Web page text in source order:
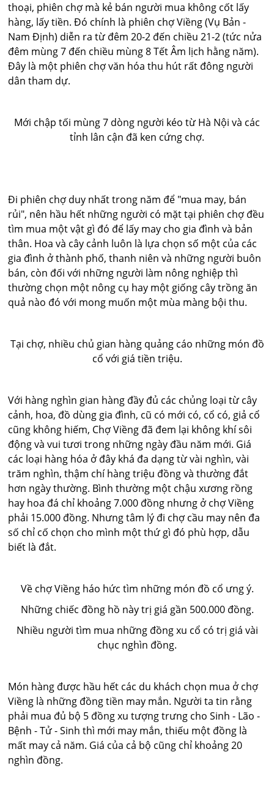
thoại, phiên chợ mà kẻ bán người mua không cốt lấy
hàng, lấy tiền. Đó chính là phiên chợ Viềng(Vụ Bản -
Nam Định) diễn ra từ đêm 20-2 đến chiều 21-2 (tức nửa
đêm mùng 7 đến chiều mùng 8 Tết Âm lịch hằng năm).
Đây là một phiên chợ văn hóa thu hút rất đông người
dân tham dự.
Mới chập tối mùng 7 dòng người kéo từ Hà Nội và các
tỉnh lân cận đã ken cứng chợ.
Đi phiên chợ duy nhất trong năm để "mua may, bán
rủi", nên hầu hết những người có mặt tại phiên chợ đều
tìm mua một vật gì đó để lấy may cho gia đình và bản
thân. Hoa và cây cảnh luôn là lựa chọn số một của các
gia đình ở thành phố, thanh niên và những người buôn
bán, còn đối với những người làm nông nghiệp thì
thường chọn một nông cụ hay một giống cây trồng ăn
quả nào đó với mong muốn một mùa màng bội thu.
Tại chợ, nhiều chủ gian hàng quảng cáo những món đồ
cổ với giá tiền triệu.
Với hàng nghìn gian hàng đầy đủ các chủng loại từ cây
cảnh, hoa, đồ dùng gia đình, cũ có mới có, cổ có, giả cổ
cũng không hiếm, Chợ Viềng đã đem lại không khí sôi
động và vui tươi trong những ngày đầu năm mới. Giá
các loại hàng hóa ở đây khá đa dạng từ vài nghìn, vài
trăm nghìn, thậm chí hàng triệu đồng và thường đắt
hơn ngày thường. Bình thường một chậu xương rồng
hay hoa đá chỉ khoảng 7.000 đồng nhưng ở chợ Viềng
phải 15.000 đồng. Nhưng tâm lý đi chợ cầu may nên đa
số chỉ cố chọn cho mình một thứ gì đó phù hợp, dẫu
biết là đắt.
Về chợ Viềng háo hức tìm những món đồ cổ ưng ý.
Những chiếc đồng hồ này trị giá gần 500.000 đồng.
Nhiều người tìm mua những đồng xu cổ có trị giá vài
chục nghìn đồng.
Món hàng được hầu hết các du khách chọn mua ở chợ
Viềng là những đồng tiền may mắn. Người ta tin rằng
phải mua đủ bộ 5 đồng xu tượng trưng cho Sinh - Lão -
Bệnh - Tử - Sinh thì mới may mắn, thiếu một đồng là
mất may cả năm. Giá của cả bộ cũng chỉ khoảng 20
nghìn đồng.